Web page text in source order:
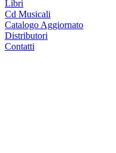
Libri
Cd Musicali
Catalogo Aggiornato
Distributori
Contatti